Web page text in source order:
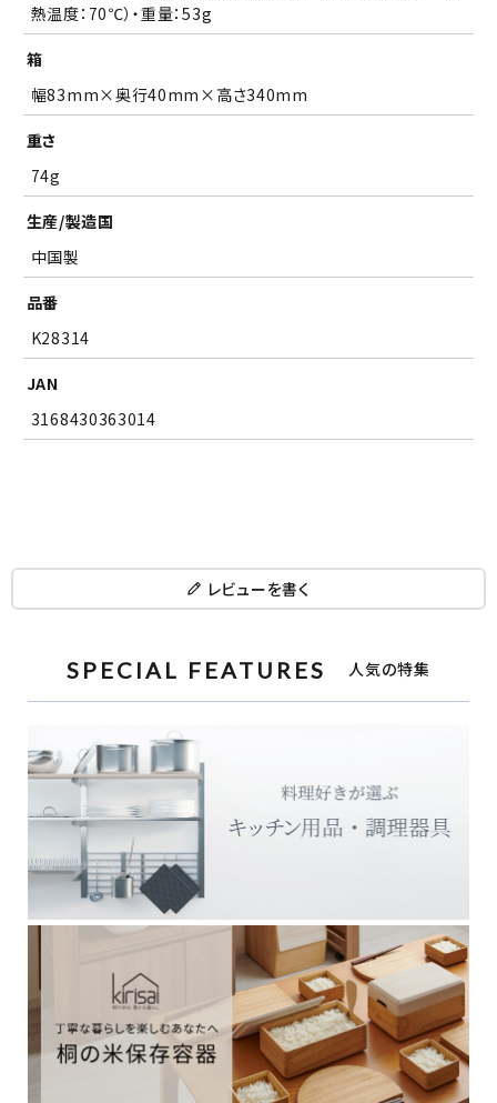
熱温度：70℃）・重量：53g
箱
幅83mm×奥行40mm×高さ340mm
重さ
74g
生産/製造国
中国製
品番
K28314
JAN
3168430363014
レビューを書く
SPECIAL FEATURES 人気の特集